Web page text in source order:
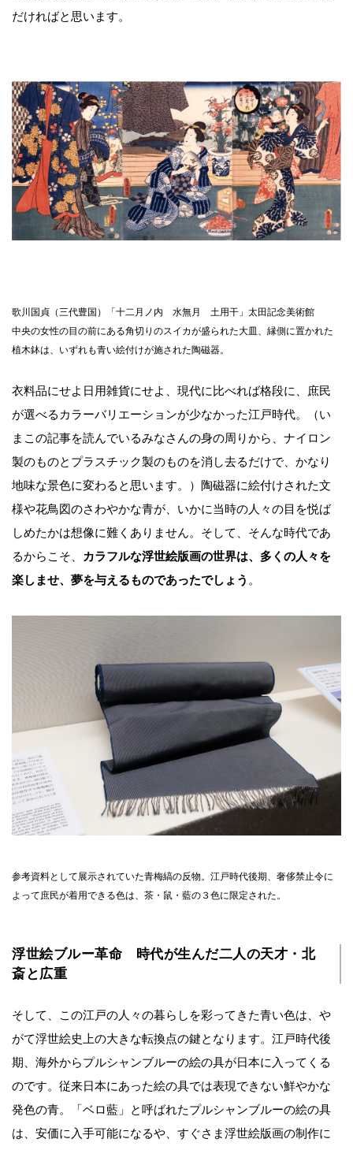
だければと思います。
歌川国貞（三代豊国）「十二月ノ内 水無月 土用干」太田記念美術館
中央の女性の目の前にある角切りのスイカが盛られた大皿、縁側に置かれた
植木鉢は、いずれも青い絵付けが施された陶磁器。
衣料品にせよ日用雑貨にせよ、現代に比べれば格段に、庶民
が選べるカラーバリエーションが少なかった江戸時代。（い
まこの記事を読んでいるみなさんの身の周りから、ナイロン
製のものとプラスチック製のものを消し去るだけで、かなり
地味な景色に変わると思います。）陶磁器に絵付けされた文
様や花鳥図のさわやかな青が、いかに当時の人々の目を悦ば
しめたかは想像に難くありません。そして、そんな時代であ
るからこそ、 カラフルな浮世絵版画の世界は、多くの人々を
楽しませ、夢を与えるものであったでしょう 。
参考資料として展示されていた青梅縞の反物。江戸時代後期、奢侈禁止令に
よって庶民が着用できる色は、茶・鼠・藍の３色に限定された。
浮世絵ブルー革命 時代が生んだ二人の天才・北
斎と広重
そして、この江戸の人々の暮らしを彩ってきた青い色は、や
がて浮世絵史上の大きな転換点の鍵となります。江戸時代後
期、海外からプルシャンブルーの絵の具が日本に入ってくる
のです。従来日本にあった絵の具では表現できない鮮やかな
発色の青。「ベロ藍」と呼ばれたプルシャンブルーの絵の具
は、安価に入手可能になるや、すぐさま浮世絵版画の制作に